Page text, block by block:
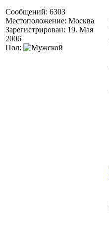
Сообщений: 6303
Местоположение: Москва
Зарегистрирован: 19. Мая
2006
Пол: